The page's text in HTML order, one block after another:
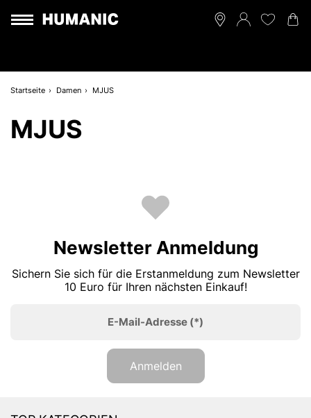
Startseite Damen MJUS
MJUS
Newsletter Anmeldung
Sichern Sie sich für die Erstanmeldung zum Newsletter
10 Euro für Ihren nächsten Einkauf!
E-Mail-Adresse (*)
Anmelden